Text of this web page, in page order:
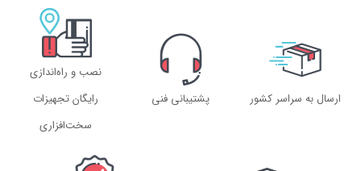
ارسال به سراسر کشور پشتیبانی فنی
نصب و راه‌اندازی
رایگان تجهیزات
سخت‌افزاری